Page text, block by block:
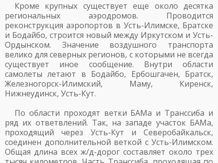
Кроме крупных существует еще около десятка
региональных аэродромов. Проводится
реконструкция аэропортов в Усть-Илимске, Братске
и Бодайбо, строится новый между Иркутском и Усть-
Ордынском. Значение воздушного транспорта
велико для северных регионов, с которыми не всегда
существует иное сообщение. Внутри области
самолеты летают в Бодайбо, Ербошгачен, Братск,
Железногорск-Илимский, Маму, Киренск,
Нижнеудинск, Усть-Кут.
По области проходят ветки БАМа и Транссиба и
ряд их ответвлений. Так, на западе участок БАМа,
проходящий через Усть-Кут и Северобайкальск,
соединен дополнительной веткой с Усть-Илимском.
Общая длина всех ж/д-дорог составляет около трех